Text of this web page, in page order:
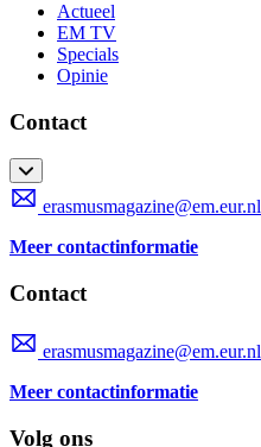
Actueel
EM TV
Specials
Opinie
Contact
erasmusmagazine@em.eur.nl
Meer contactinformatie
Contact
erasmusmagazine@em.eur.nl
Meer contactinformatie
Volg ons